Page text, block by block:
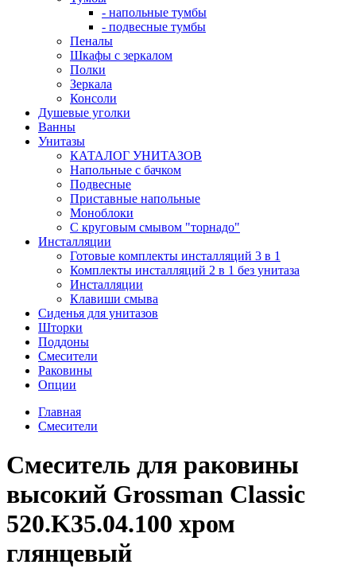
- напольные тумбы
- подвесные тумбы
Пеналы
Шкафы с зеркалом
Полки
Зеркала
Консоли
Душевые уголки
Ванны
Унитазы
КАТАЛОГ УНИТАЗОВ
Напольные с бачком
Подвесные
Приставные напольные
Моноблоки
С круговым смывом "торнадо"
Инсталляции
Готовые комплекты инсталляций 3 в 1
Комплекты инсталляций 2 в 1 без унитаза
Инсталляции
Клавиши смыва
Сиденья для унитазов
Шторки
Поддоны
Смесители
Раковины
Опции
Главная
Смесители
Смеситель для раковины
высокий Grossman Classic
520.K35.04.100 хром
глянцевый